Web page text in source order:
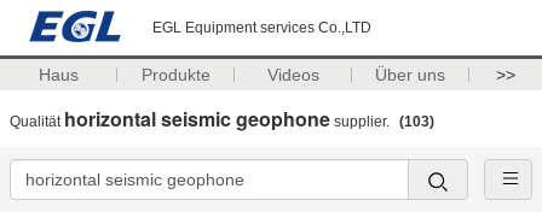
EGL Equipment services Co.,LTD
Haus Produkte Videos Über uns >>
Qualität horizontal seismic geophone supplier. (103)